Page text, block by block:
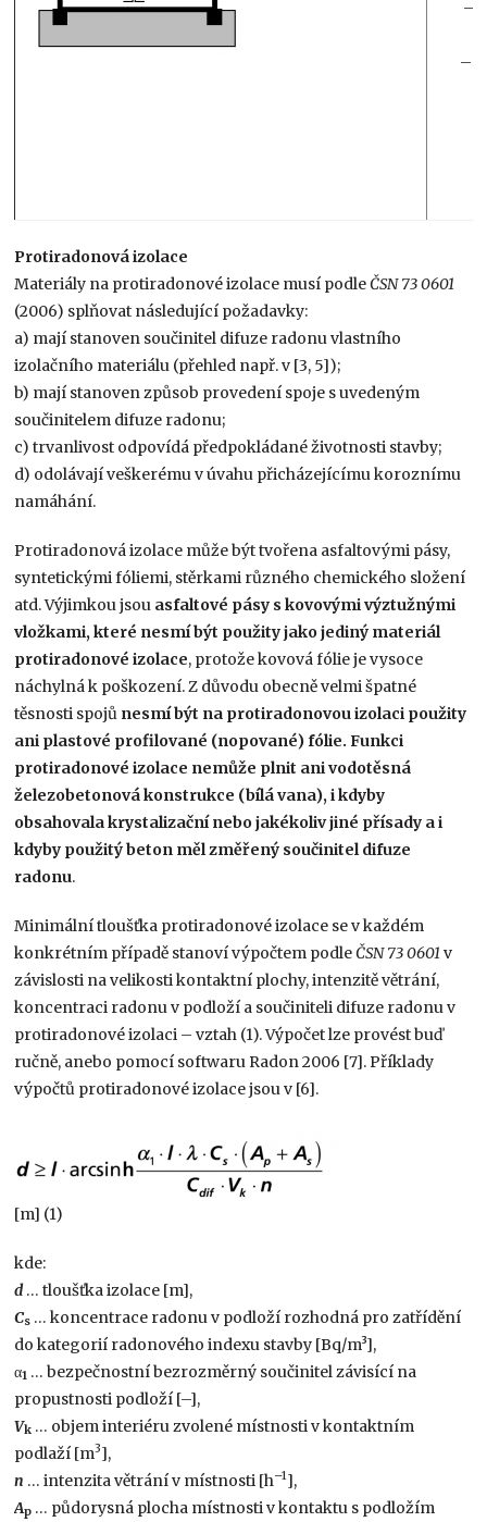
–
–
Protiradonová izolace
Materiály na protiradonové izolace musí podleČSN 73 0601
(2006) splňovat následující požadavky:
a) mají stanoven součinitel difuze radonu vlastního
izolačního materiálu (přehled např. v [3, 5]);
b) mají stanoven způsob provedení spoje s uvedeným
součinitelem difuze radonu;
c) trvanlivost odpovídá předpokládané životnosti stavby;
d) odolávají veškerému v úvahu přicházejícímu koroznímu
namáhání.
Protiradonová izolace může být tvořena asfaltovými pásy,
syntetickými fóliemi, stěrkami různého chemického složení
atd. Výjimkou jsou asfaltové pásy s kovovými výztužnými
vložkami, které nesmí být použity jako jediný materiál
protiradonové izolace, protože kovová fólie je vysoce
náchylná k poškození. Z důvodu obecně velmi špatné
těsnosti spojů nesmí být na protiradonovou izolaci použity
ani plastové profilované (nopované) fólie. Funkci
protiradonové izolace nemůže plnit ani vodotěsná
železobetonová konstrukce (bílá vana), i kdyby
obsahovala krystalizační nebo jakékoliv jiné přísady a i
kdyby použitý beton měl změřený součinitel difuze
radonu.
Minimální tloušťka protiradonové izolace se v každém
konkrétním případě stanoví výpočtem podleČSN 73 0601 v
závislosti na velikosti kontaktní plochy, intenzitě větrání,
koncentraci radonu v podloží a součiniteli difuze radonu v
protiradonové izolaci – vztah (1). Výpočet lze provést buď
ručně, anebo pomocí softwaru Radon 2006 [7]. Příklady
výpočtů protiradonové izolace jsou v [6].
[m] (1)
kde:
d… tloušťka izolace [m],
Cs … koncentrace radonu v podloží rozhodná pro zatřídění
do kategorií radonového indexu stavby [Bq/m³],
α1 … bezpečnostní bezrozměrný součinitel závisící na
propustnosti podloží [–],
Vk … objem interiéru zvolené místnosti v kontaktním
podlaží [m3],
n … intenzita větrání v místnosti [h–1],
Ap … půdorysná plocha místnosti v kontaktu s podložím